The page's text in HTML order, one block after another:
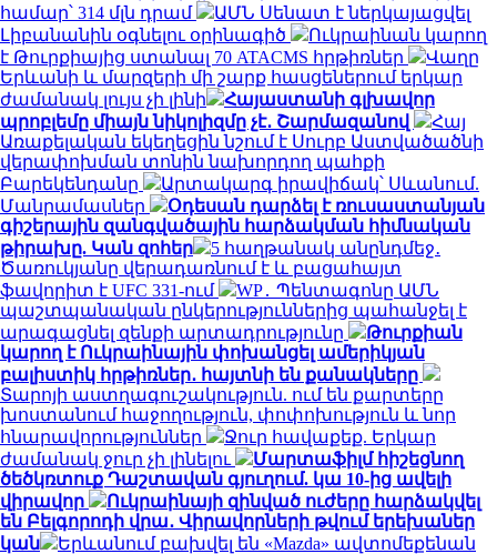
համար՝ 314 մլն դրամ
ԱՄՆ Սենատ է ներկայացվել
Լիբանանին օգնելու օրինագիծ
Ուկրաինան կարող
է Թուրքիայից ստանալ 70 ATACMS հրթիռներ
Վաղը
Երևանի և մարզերի մի շարք հասցեներում երկար
ժամանակ լույս չի լինի
Հայաստանի գլխավոր
պրոբլեմը միայն նիկոլիզմը չէ․ Շարմազանով
Հայ
Առաքելական եկեղեցին նշում է Սուրբ Աստվածածնի
վերափոխման տոնին նախորդող պահքի
Բարեկենդանը
Արտակարգ իրավիճակ՝ Սևանում.
Մանրամասներ
Օդեսան դարձել է ռուսաստանյան
գիշերային զանգվածային հարձակման հիմնական
թիրախը. Կան զոհեր
5 հաղթանակ անընդմեջ․
Ծառուկյանը վերադառնում է և բացահայտ
ֆավորիտ է UFC 331-ում
WP․ Պենտագոնը ԱՄՆ
պաշտպանական ընկերություններից պահանջել է
արագացնել զենքի արտադրությունը
Թուրքիան
կարող է Ուկրաինային փոխանցել ամերիկյան
բալիստիկ հրթիռներ․ հայտնի են քանակները
Տարոյի աստղագուշակություն. ում են քարտերը
խոստանում հաջողություն, փոփոխություն և նոր
հնարավորություններ
Ջուր հավաքեք. Երկար
ժամանակ ջուր չի լինելու
Մարտաֆիլմ հիշեցնող
ծեծկռտուք Դաշտավան գյուղում. կա 10-ից ավելի
վիրավոր
Ուկրաինայի զինված ուժերը հարձակվել
են Բելգորոդի վրա․ Վիրավորների թվում երեխաներ
կան
Երևանում բախվել են «Mazda» ավտոմեքենան